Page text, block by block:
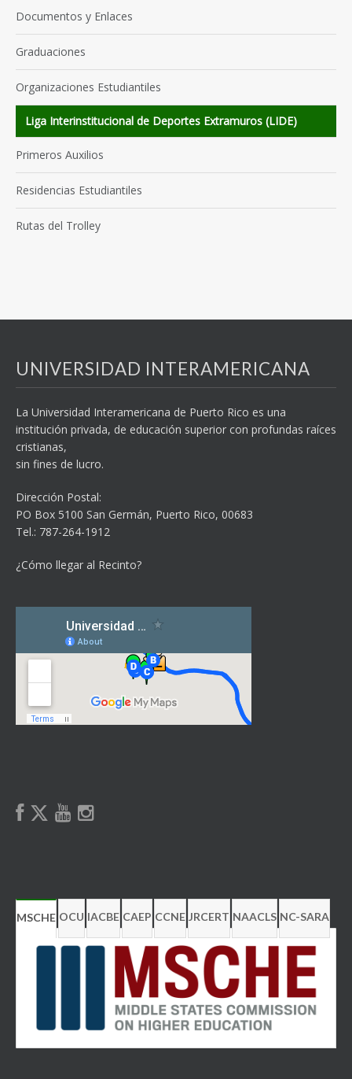
Documentos y Enlaces
Graduaciones
Organizaciones Estudiantiles
Liga Interinstitucional de Deportes Extramuros (LIDE)
Primeros Auxilios
Residencias Estudiantiles
Rutas del Trolley
UNIVERSIDAD INTERAMERICANA
La Universidad Interamericana de Puerto Rico es una
institución privada, de educación superior con profundas raíces
cristianas,
sin fines de lucro.
Dirección Postal:
PO Box 5100 San Germán, Puerto Rico, 00683
Tel.: 787-264-1912
¿Cómo llegar al Recinto?
MSCHE OCU IACBE CAEP CCNE JRCERT NAACLS NC-SARA